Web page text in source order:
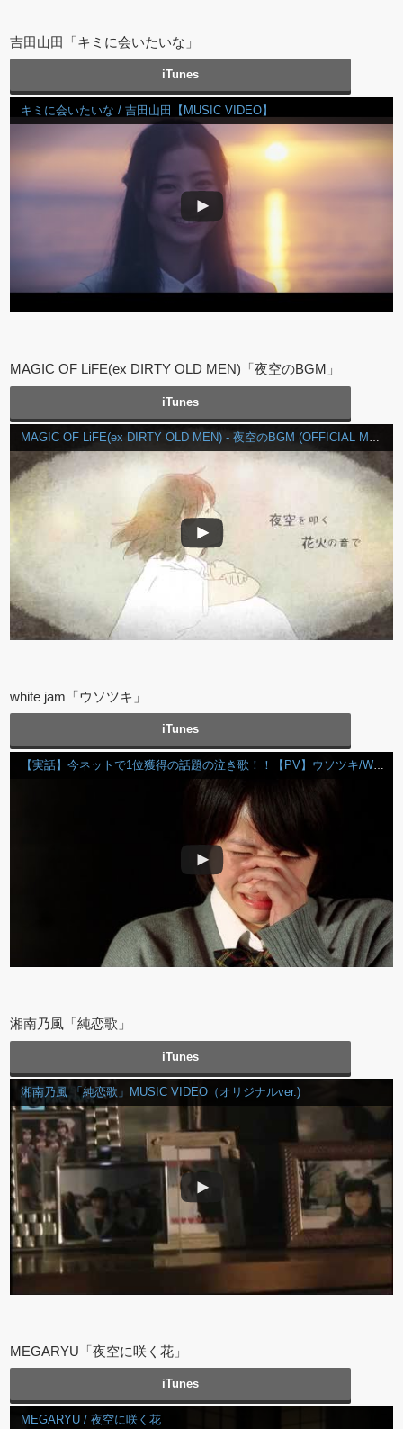
吉田山田「キミに会いたいな」
iTunes
キミに会いたいな / 吉田山田【MUSIC VIDEO】
MAGIC OF LiFE(ex DIRTY OLD MEN)「夜空のBGM」
iTunes
MAGIC OF LiFE(ex DIRTY OLD MEN) - 夜空のBGM (OFFICIAL MUSIC VIDEO)
white jam「ウソツキ」
iTunes
湘南乃風「純恋歌」
iTunes
湘南乃風 「純恋歌」MUSIC VIDEO（オリジナルver.)
MEGARYU「夜空に咲く花」
iTunes
MEGARYU / 夜空に咲く花